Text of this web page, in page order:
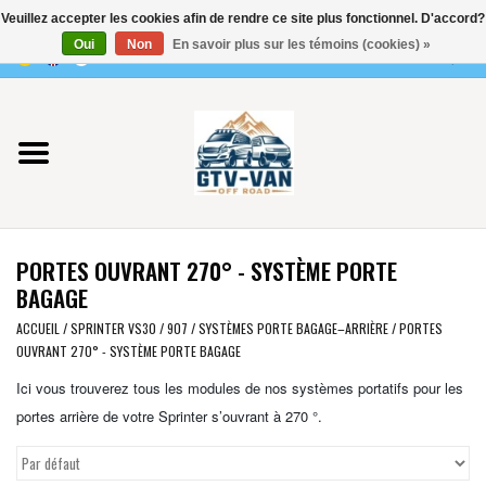
0 Articles - €0,00
Utilisez
les
flèches
haut
et
bas
pour
résultat
Appuyez
Entrée
pour
Vito / classe V - 447
Viano /Vito 639
VW T7 2025
VW T6
VW T5
VW CRAFTER / MAN TGE
PORTES OUVRANT 270° - SYSTÈME PORTE
BAGAGE
ACCUEIL /SPRINTER VS30 / 907 /SYSTÈMES PORTE BAGAGE–ARRIÈRE/PORTES
OUVRANT 270° - SYSTÈME PORTE BAGAGE
Ici vous trouverez tous les modules de nos systèmes portatifs pour les
portes arrière de votre Sprinter s’ouvrant à 270 °.
Veuillez accepter les cookies afin de rendre ce site plus fonctionnel. D'accord?
Oui
Non En savoir plus sur les témoins (cookies) »